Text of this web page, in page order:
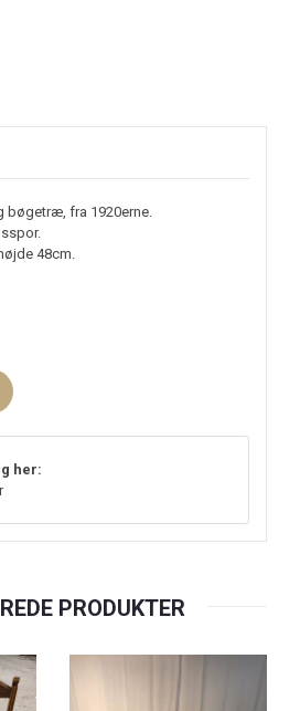
bøgetræ, fra 1920erne.
48cm.
her:
PRODUKTER